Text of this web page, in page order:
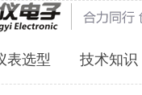
表选型 技术知识